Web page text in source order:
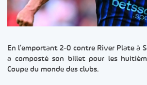
En l’emportant 2-0 contre River Plate à
a composté son billet pour les
Coupe du monde des clubs.